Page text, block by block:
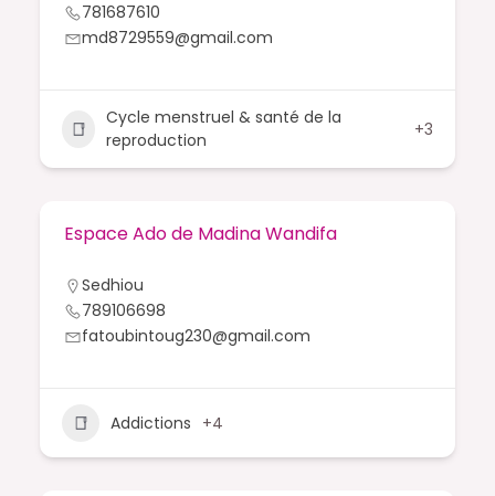
781687610
md8729559@gmail.com
Cycle menstruel & santé de la
reproduction
+3
Espace Ado de Madina Wandifa
Sedhiou
789106698
fatoubintoug230@gmail.com
Addictions +4